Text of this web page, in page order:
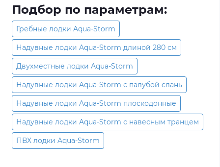
Подбор по параметрам:
Гребные лодки Aqua-Storm
Надувные лодки Aqua-Storm длиной 280 см
Двухместные лодки Aqua-Storm
Надувные лодки Aqua-Storm с палубой слань
Надувные лодки Aqua-Storm плоскодонные
Надувные лодки Aqua-Storm с навесным транцем
ПВХ лодки Aqua-Storm